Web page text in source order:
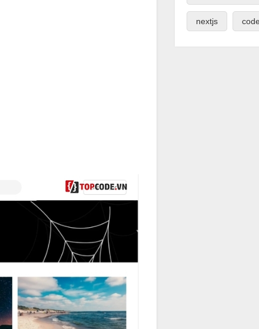
nextjs